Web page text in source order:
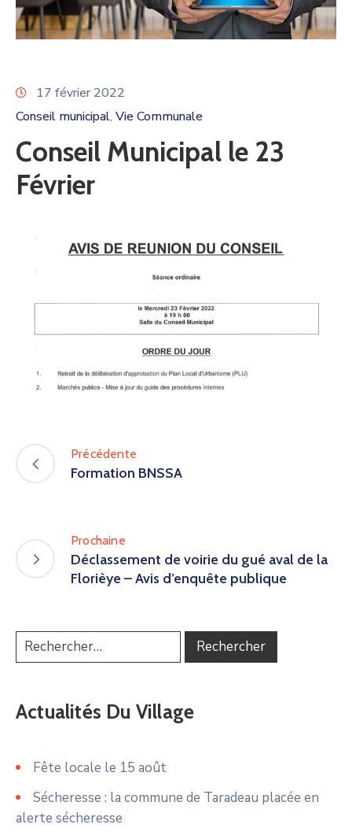
17 février 2022
Conseil municipal‚ Vie Communale
Conseil Municipal le 23
Février
Précédente
Formation BNSSA
Prochaine
Déclassement de voirie du gué aval de la
Florièye – Avis d’enquête publique
Actualités Du Village
Fête locale le 15 août
Sécheresse : la commune de Taradeau placée en
alerte sécheresse